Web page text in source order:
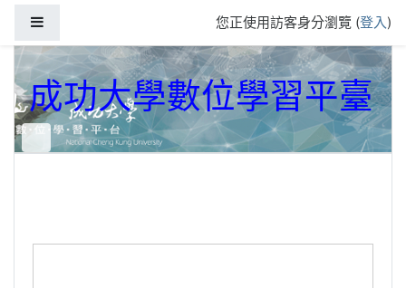
您正使用訪客身分瀏覽 (登入)
成功大學數位學習平臺